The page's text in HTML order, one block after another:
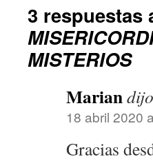
3 respuestas
MISTERIOS
Marian
18 abril 2020
Gracias